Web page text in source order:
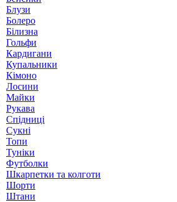
Блузи
Болеро
Білизна
Гольфи
Кардигани
Купальники
Кімоно
Лосини
Майки
Рукава
Спідниці
Сукні
Топи
Туніки
Футболки
Шкарпетки та колготи
Шорти
Штани